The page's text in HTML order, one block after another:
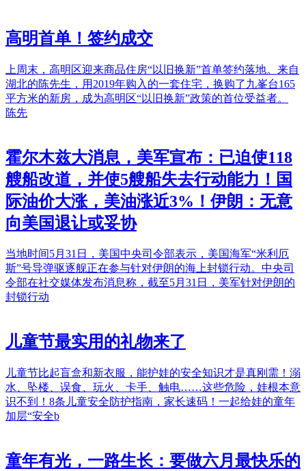
高明首单！签约成交
上周末，高明区迎来商品住房“以旧换新”首单签约落地。来自
湖北的陈先生，用2019年购入的一套住宅，换购了九峯台165
平方米的新房，成为高明区“以旧换新”政策的首位受益者。
陈先
霍尔木兹大消息，美军宣布：已迫使118
艘船改道，并使5艘船失去行动能力！国
际油价大涨，美油涨近3%！伊朗：无意
向美国退让或妥协
当地时间5月31日，美国中央司令部表示，美国海军“米利厄
斯”号导弹驱逐舰正在参与针对伊朗的海上封锁行动。中央司
令部在社交媒体发布消息称，截至5月31日，美军针对伊朗的
封锁行动
儿童节最实用的礼物来了
儿童节比起盲盒和新衣服，能护娃的安全知识才是真刚需！溺
水、坠楼、误食、玩火、卡手、触电……这些危险，娃根本意
识不到！8条儿童安全防护指南，家长速码！一起给娃的童年
加层“安全b
童年有光，一路生长：要做六月最快乐的